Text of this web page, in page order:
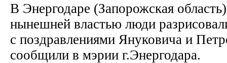
В Энергодаре (Запорожская
нынешней властью люди
с поздравлениями Януковича и
сообщили в мэрии г.Энергодара.